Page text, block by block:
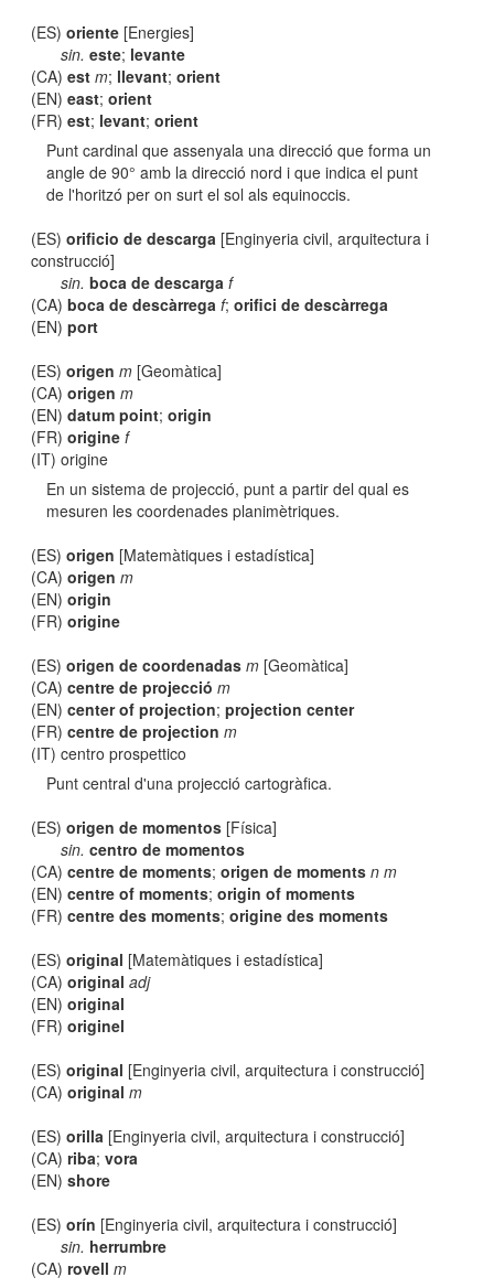
(ES)oriente [Energies]
sin. este; levante
(CA)est m; llevant;orient
(EN)east;orient
(FR)est; levant;orient
Punt cardinal que assenyala una direcció que forma un
angle de 90° amb la direcció nord i que indica el punt
de l'horitzó per on surt el sol als equinoccis.
(ES)orificio de descarga [Enginyeria civil, arquitectura i
construcció]
sin. boca de descarga f
(CA)boca de descàrrega f;orifici de descàrrega
(EN)port
(ES)origen m [Geomàtica]
(CA)origen m
(EN)datum point;origin
(FR)origine f
(IT) origine
En un sistema de projecció, punt a partir del qual es
mesuren les coordenades planimètriques.
(ES)origen [Matemàtiques i estadística]
(CA)origen m
(EN)origin
(FR)origine
(ES)origen de coordenadas m [Geomàtica]
(CA)centre de projecció m
(EN)center of projection;projection center
(FR)centre de projection m
(IT) centro prospettico
Punt central d'una projecció cartogràfica.
(ES)origen de momentos [Física]
sin. centro de momentos
(CA)centre de moments;origen de moments n m
(EN)centre of moments;origin of moments
(FR)centre des moments;origine des moments
(ES)original [Matemàtiques i estadística]
(CA)original adj
(EN)original
(FR)originel
(ES)original [Enginyeria civil, arquitectura i construcció]
(CA)original m
(ES)orilla [Enginyeria civil, arquitectura i construcció]
(CA)riba;vora
(EN)shore
(ES)orín [Enginyeria civil, arquitectura i construcció]
sin. herrumbre
(CA)rovell m